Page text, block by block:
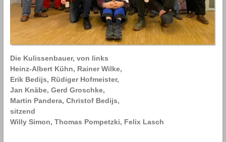
Die Kulissenbauer, von links
Heinz-Albert Kühn, Rainer Wilke,
Erik Bedijs, Rüdiger Hofmeister,
Jan Knäbe, Gerd Groschke,
Martin Pandera, Christof Bedijs,
sitzend
Willy Simon, Thomas Pompetzki, Felix Lasch